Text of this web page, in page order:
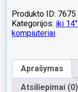
EliteBook
845
G10
Ryzen
7540u
Produkto ID: 7675
Kategorijos: iki
kompiuteriai
Aprašymas
Atsiliepimai (0)